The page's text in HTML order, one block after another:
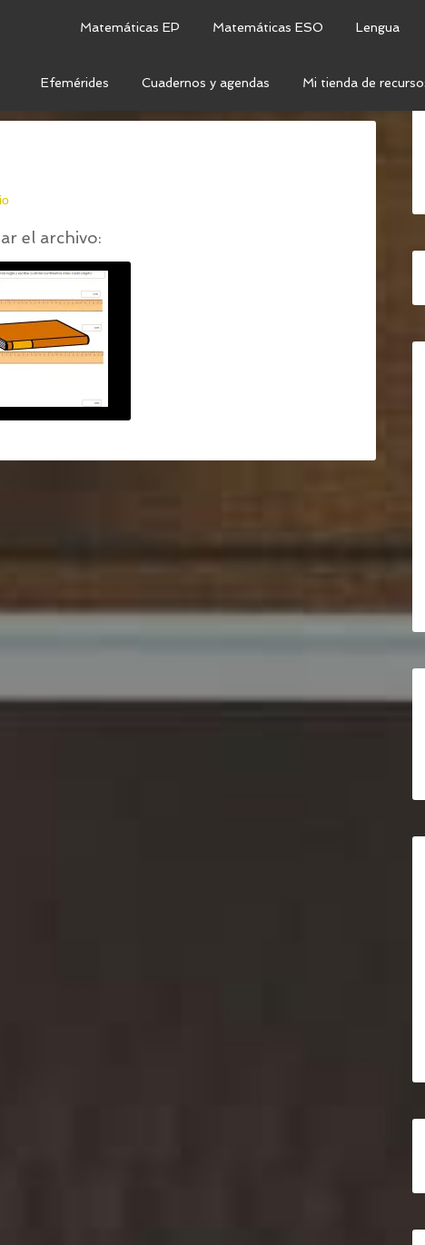
Matemáticas EP Matemáticas ESO Lengua
Efemérides Cuadernos y agendas Mi tienda de
el archivo: